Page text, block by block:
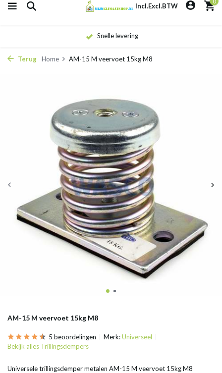
Incl.Excl.BTW
Snelle levering
Terug Home AM-15 M veervoet 15kg M8
AM-15 M veervoet 15kg M8
5 beoordelingen Merk:Universeel
Bekijk alles Trillingsdempers
Universele trillingsdemper metalen AM-15 M veervoet 15kg M8